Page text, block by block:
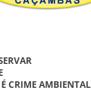
É CRIME AMBIENTAL